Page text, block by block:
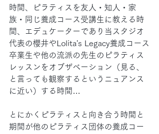
時間、ピラティスを友人・知人・家
族・同じ養成コース受講生に教える時
間、エデュケーターであり当スタジオ
代表の櫻井やLolita's Legacy養成コース
卒業生や他の流派の先生のピラティス
レッスンをオブザベーション（見る、
と言っても観察するというニュアンス
に近い）する時間…
とにかくピラティスと向き合う時間と
期間が他のピラティス団体の養成コー